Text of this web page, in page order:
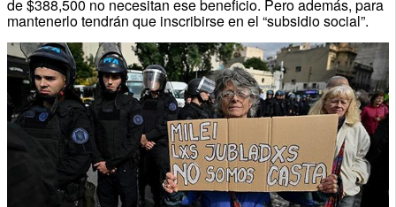
de $388,500 no necesitan ese beneficio. Pero además, para
mantenerlo tendrán que inscribirse en el “subsidio social”.